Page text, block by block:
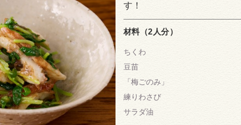
す！
材料（2人分）
ちくわ
豆苗
「梅ごのみ」
練りわさび
サラダ油